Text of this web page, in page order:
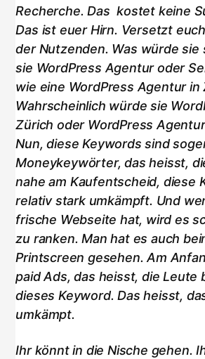
Recherche. Das kostet keine
Das ist euer Hirn. Versetzt
der Nutzenden. Was würde sie
sie WordPress Agentur oder
wie eine WordPress Agentur in
Wahrscheinlich würde sie
Zürich oder WordPress
Nun, diese Keywords sind
Moneykeywörter, das heisst,
nahe am Kaufentscheid, diese
relativ stark umkämpft. Und
frische Webseite hat, wird es
zu ranken. Man hat es auch
Printscreen gesehen. Am
paid Ads, das heisst, die Leute
dieses Keyword. Das heisst,
umkämpt.
Ihr könnt in die Nische gehen.